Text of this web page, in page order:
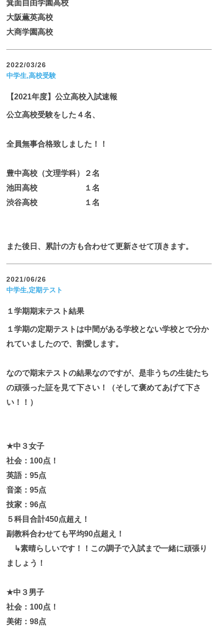
箕面自由学園高校
大阪薫英高校
大商学園高校
2022/03/26
中学生,高校受験
【2021年度】公立高校入試速報
公立高校受験をした４名、
全員無事合格致しました！！
豊中高校（文理学科）２名
池田高校 １名
渋谷高校 １名
また後日、累計の方も合わせて更新させて頂きます。
2021/06/26
中学生,定期テスト
１学期期末テスト結果
１学期の定期テストは中間がある学校とない学校とで分か
れていましたので、割愛します。
なので期末テストの結果なのですが、是非うちの生徒たち
の頑張った証を見て下さい！（そして褒めてあげて下さ
い！！）
★中３女子
社会：100点！
英語：95点
音楽：95点
技家：96点
５科目合計450点超え！
副教科合わせても平均90点超え！
↳素晴らしいです！！この調子で入試まで一緒に頑張り
ましょう！
★中３男子
社会：100点！
美術：98点